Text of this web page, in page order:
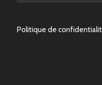
Politique de